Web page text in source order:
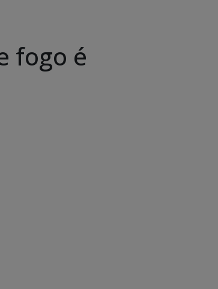
fogo é